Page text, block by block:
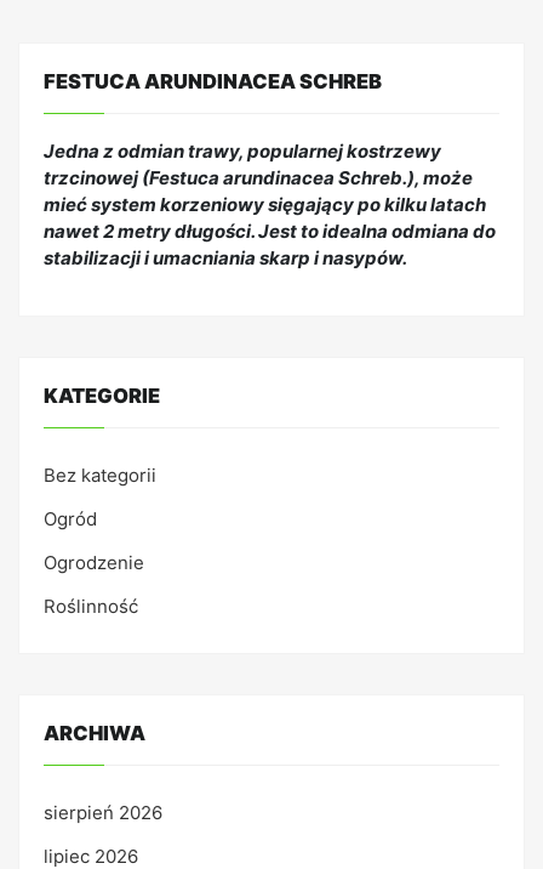
FESTUCA ARUNDINACEA SCHREB
Jedna z odmian trawy, popularnej kostrzewy
trzcinowej (Festuca arundinacea Schreb.), może
mieć system korzeniowy sięgający po kilku latach
nawet 2 metry długości. Jest to idealna odmiana do
stabilizacji i umacniania skarp i nasypów.
KATEGORIE
Bez kategorii
Ogród
Ogrodzenie
Roślinność
ARCHIWA
sierpień 2026
lipiec 2026